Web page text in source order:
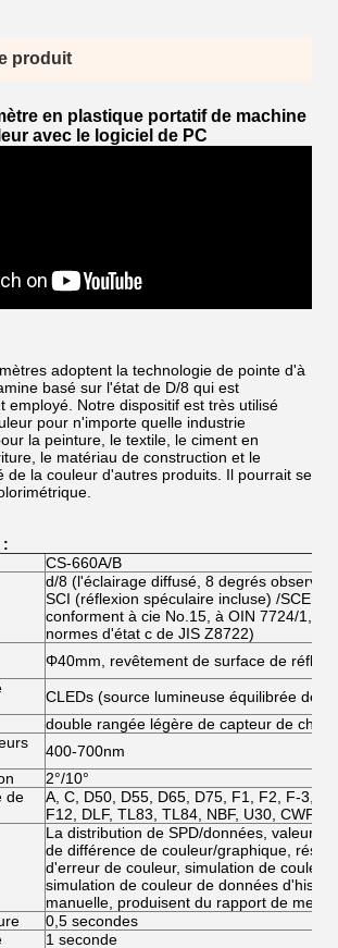
produit
en plastique portatif de machine
avec le logiciel de PC
adoptent la technologie de pointe d'à
basé sur l'état de D/8 qui est
employé. Notre dispositif est très utilisé
pour n'importe quelle industrie
la peinture, le textile, le ciment en
le matériau de construction et le
de la couleur d'autres produits. Il pourrait se
:
CS-660A/B
d/8 (l'éclairage diffusé, 8 degrés
SCI (réflexion spéculaire incluse) /SCE
conforment à cie No.15, à OIN 7724/1, à
normes d'état c de JIS Z8722)
Φ40mm, revêtement de surface de
CLEDs (source lumineuse équilibrée de
double rangée légère de capteur de
400-700nm
2°/10°
de
A, C, D50, D55, D65, D75, F1, F2, F-3,
F12, DLF, TL83, TL84, NBF, U30, CWF
La distribution de SPD/données, valeurs
de différence de couleur/graphique,
d'erreur de couleur, simulation de
simulation de couleur de données
manuelle, produisent du rapport de
0,5 secondes
1 seconde